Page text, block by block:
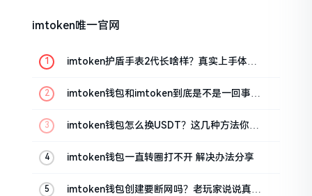
imtoken唯一官网
imtoken护盾手表2代长啥样？真实上手体验
imtoken钱包和imtoken到底是不是一回事？
imtoken钱包怎么换USDT？这几种方法你得
imtoken钱包一直转圈打不开 解决办法分享
imtoken钱包创建要断网吗？老玩家说说真实